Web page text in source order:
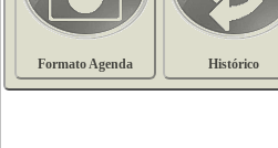
Formato Agenda Histórico